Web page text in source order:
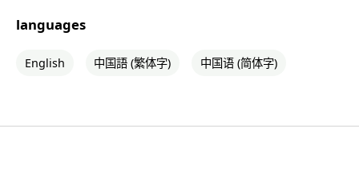
languages
English 中国語 (繁体字) 中国语 (简体字)